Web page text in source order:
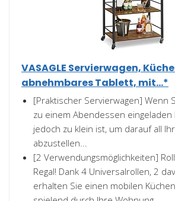
VASAGLE Servierwagen,
abnehmbares Tablett, mit...*
[Praktischer Servierwagen] Wenn
zu einem Abendessen eingeladen
jedoch zu klein ist, um darauf all
abzustellen...
[2 Verwendungsmöglichkeiten]
Regal! Dank 4 Universalrollen, 2
erhalten Sie einen mobilen